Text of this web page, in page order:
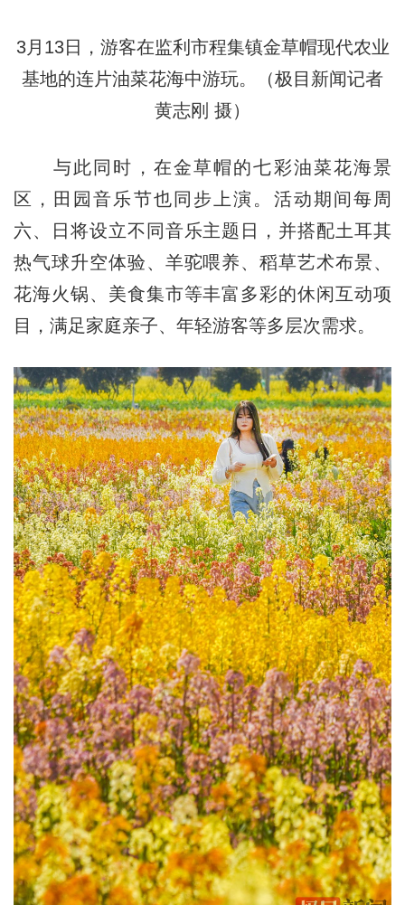
3月13日，游客在监利市程集镇金草帽现代农业
基地的连片油菜花海中游玩。（极目新闻记者
黄志刚 摄）
与此同时，在金草帽的七彩油菜花海景
区，田园音乐节也同步上演。活动期间每周
六、日将设立不同音乐主题日，并搭配土耳其
热气球升空体验、羊驼喂养、稻草艺术布景、
花海火锅、美食集市等丰富多彩的休闲互动项
目，满足家庭亲子、年轻游客等多层次需求。